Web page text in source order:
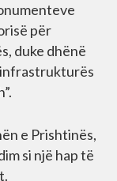
për
duke dhënë
infrastrukturës
e Prishtinës,
si një hap të